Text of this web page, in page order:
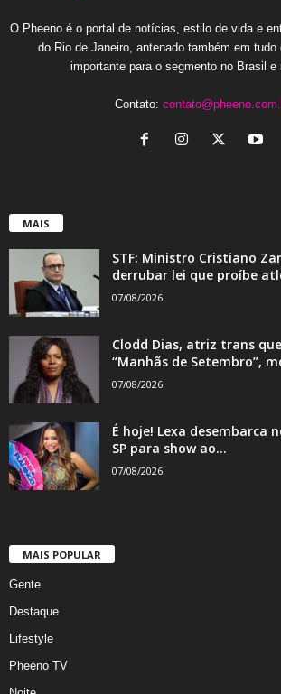
O Pheeno é o portal de notícias, estilo de vida e
do Rio de Janeiro, antenado também em tudo
importante para o segmento no Brasil e
Contato:
MAIS
STF: Ministro Cristiano
derrubar lei que proíbe
07/08/2026
Clodd Dias, atriz trans
“Manhãs de Setembro”,
07/08/2026
É hoje! Lexa desembarca
SP para show ao...
07/08/2026
MAIS POPULAR
Gente
Destaque
Lifestyle
Pheeno TV